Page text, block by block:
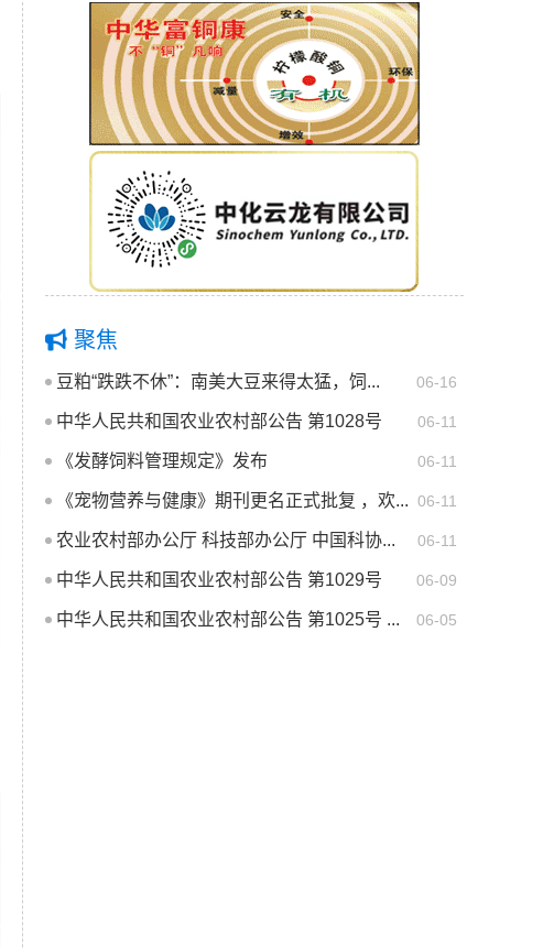
聚焦
06-16
豆粕“跌跌不休”：南美大豆来得太猛，饲...
06-11
中华人民共和国农业农村部公告 第1028号
06-11
《发酵饲料管理规定》发布
06-11
《宠物营养与健康》期刊更名正式批复 ，欢...
06-11
农业农村部办公厅 科技部办公厅 中国科协...
06-09
中华人民共和国农业农村部公告 第1029号
06-05
中华人民共和国农业农村部公告 第1025号 ...